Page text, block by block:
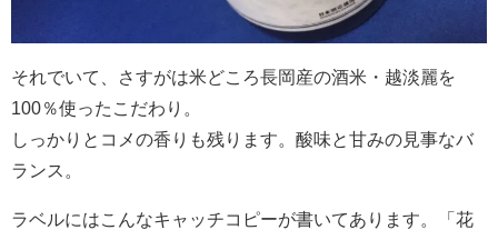
それでいて、さすがは米どころ長岡産の酒米・越淡麗を
100％使ったこだわり。
しっかりとコメの香りも残ります。酸味と甘みの見事なバ
ランス。
ラベルにはこんなキャッチコピーが書いてあります。「花